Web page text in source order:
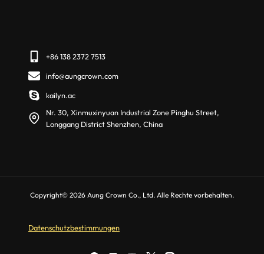
+86 138 2372 7513
info@aungcrown.com
kailyn.ac
Nr. 30, Xinmuxinyuan Industrial Zone Pinghu Street,
Longgang District Shenzhen, China
Copyright© 2026 Aung Crown Co., Ltd. Alle Rechte vorbehalten.
Datenschutzbestimmungen